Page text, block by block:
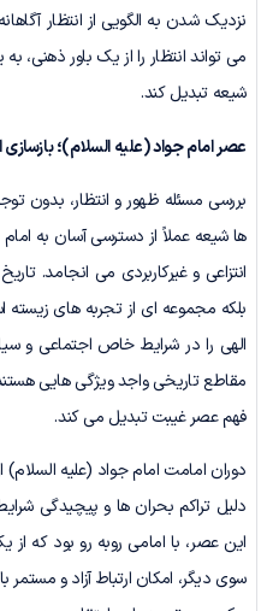
نزدیک شدن به الگویی از انتظار
می تواند انتظار را از یک باور
شیعه تبدیل کند.
عصر امام جواد (علیه السلام)؛
بررسی مسئله ظهور و انتظار، بدون
ها شیعه عملاً از دسترسی آسان به
انتزاعی و غیرکاربردی می انجامد.
بلکه مجموعه ای از تجربه های
الهی را در شرایط خاص اجتماعی و
مقاطع تاریخی واجد ویژگی هایی
فهم عصر غیبت تبدیل می کند.
دوران امامت امام جواد (علیه
دلیل تراکم بحران ها و پیچیدگی
این عصر، با امامی روبه رو بود که
سوی دیگر، امکان ارتباط آزاد و